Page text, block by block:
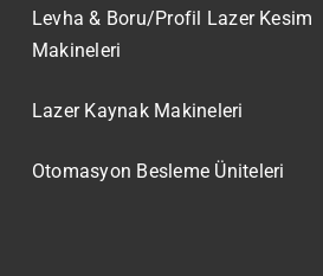
Levha & Boru/Profil Lazer Kesim
Makineleri
Lazer Kaynak Makineleri
Otomasyon Besleme Üniteleri